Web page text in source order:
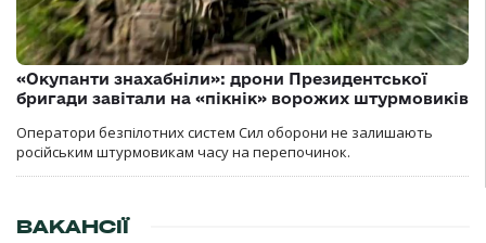
«Окупанти знахабніли»: дрони Президентської
бригади завітали на «пікнік» ворожих штурмовиків
Оператори безпілотних систем Сил оборони не залишають
російським штурмовикам часу на перепочинок.
ВАКАНСІЇ